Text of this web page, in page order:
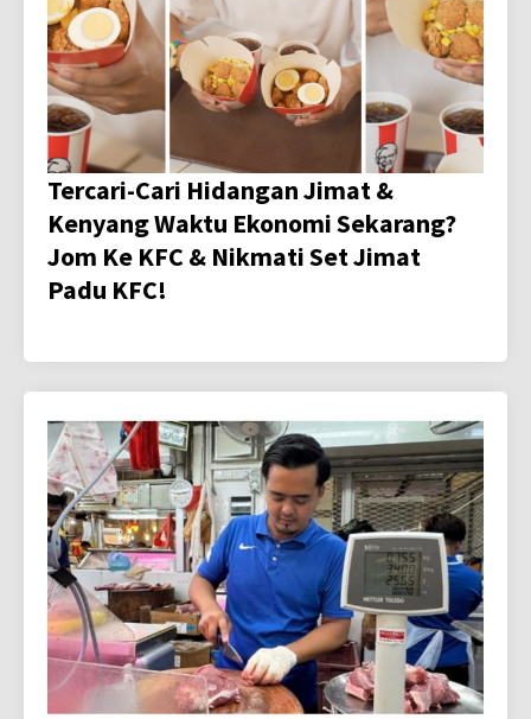
Tercari-Cari Hidangan Jimat &
Kenyang Waktu Ekonomi Sekarang?
Jom Ke KFC & Nikmati Set Jimat
Padu KFC!